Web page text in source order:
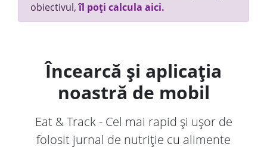
obiectivul,îl poți calcula aici.
Încearcă și aplicația
noastră de mobil
Eat & Track - Cel mai rapid și ușor de
folosit jurnal de nutriție cu alimente